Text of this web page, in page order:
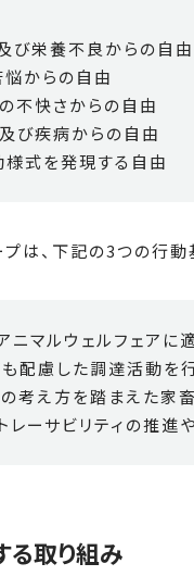
び栄養不良からの自由
からの自由
不快さからの自由
び疾病からの自由
式を発現する自由
プは、下記の3つの行
ニマルウェルフェア
配慮した調達活動を行
考え方を踏まえた家
レーサビリティの推進
取り組み